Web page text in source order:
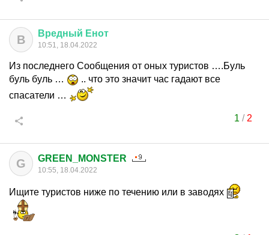
В Вредный Енот
10:51, 18.04.2022
Из последнего Сообщения от оных туристов ….Буль
буль буль …
.. что это значит час гадают все
спасатели …
1 / 2
G GREEN_MONSTER
10:55, 18.04.2022
Ищите туристов ниже по течению или в заводях